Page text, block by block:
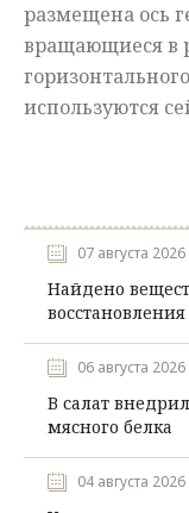
размещена ось
вращающиеся в
используются
07 августа
Найдено
06 августа
В салат
мясного белка
04 августа